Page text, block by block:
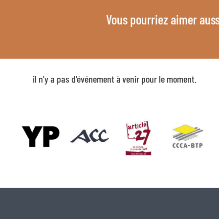
Vous pourriez aimer
il n'y a pas d'événement à venir pour le moment.